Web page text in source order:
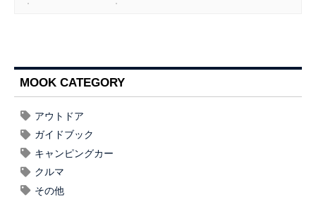
MOOK CATEGORY
アウトドア
ガイドブック
キャンピングカー
クルマ
その他